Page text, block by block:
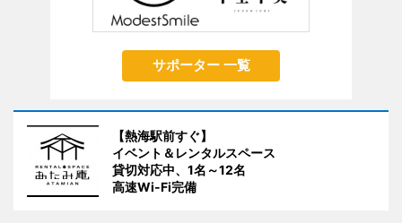
サポーター 一覧
【熱海駅前すぐ】
イベント＆レンタルスペース
貸切対応中、1名～12名
高速Wi-Fi完備